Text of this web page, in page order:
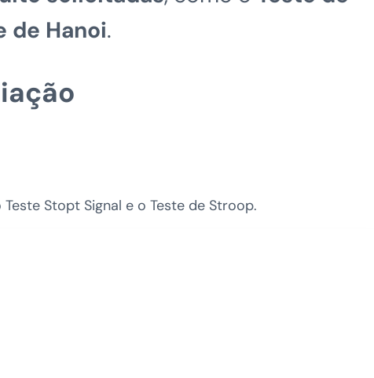
de Hanoi.
Stopt Signal e o Teste de Stroop.